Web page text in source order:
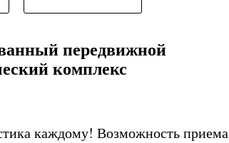
передвижной
комплекс
каждому! Возможность приема